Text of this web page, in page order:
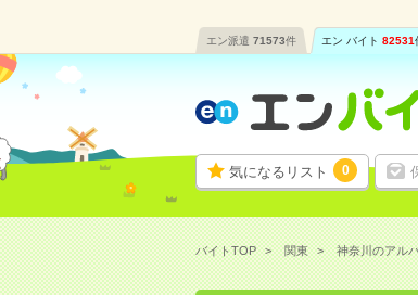
エン派遣 71573件 エン バイト 82531
気になるリスト 0
バイトTOP 関東 神奈川のアル